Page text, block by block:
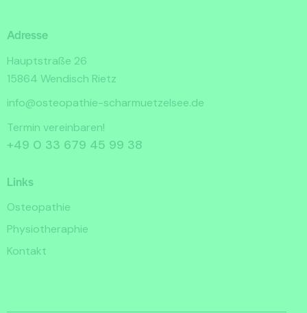
Adresse
Hauptstraße 26
15864 Wendisch Rietz
info@osteopathie-scharmuetzelsee.de
Termin vereinbaren!
+49 0 33 679 45 99 38
Links
Osteopathie
Physiotheraphie
Kontakt